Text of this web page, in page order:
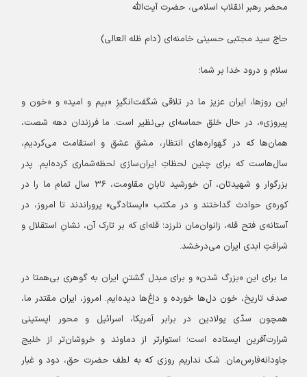
محضر رهبر انقلاب اسلامی، حضرت آیت‌الله
حاج سید مجتبی حسینی خامنه‌ای (دام ظله العالی)
سلام و درود خدا بر شما؛
این روزها، ایران عزیز ما در تلاقی شگفت‌انگیزِ «بیم و امید» و «خون و
پیروزی»، در حال خلق حماسه‌ای بی‌نظیر است. ما فرزندان دهه شصت،
همان‌ها که در گهواره‌های انتظار، مشقِ عشق و استقامت می‌کردیم،
سال‌هاست که برای چنین لحظاتِ ایران‌سازی لحظه‌شماری کرده‌ایم. پدر
بزرگوار و شهیدتان، آن خورشید تابانِ مقاومت، ۳۶ سال تمام ما را در
کوره‌ی حوادث گداختند و در مکتب «ایستادگی» پروراندند تا امروز، در
آستانه‌ی فتح قله، زانوان‌مان نلرزد؛ قله‌ای که بر تارک آن، نشانِ استقلال و
شرافتِ ابدی ایران می‌درخشد.
ما برای این «بزرگ شدن» و برای مبدل گشتنِ ایران به گوهری بی‌همتا در
صدف تاریخ، خون‌ دل‌ها خورده و داغ‌ها دیده‌ایم. امروز، ایران مقتدر ما،
همچون سدّی پولادین در برابر آمریکا، اسرائیل و محور اپستینی
شرارت‌آفرین ایستاده است؛ استوارتر از دماوند و خروشان‌تر از خلیج
جاودانه‌فارس‌مان. شک نداریم روزی که به لطف حضرت حق، دود و غبار